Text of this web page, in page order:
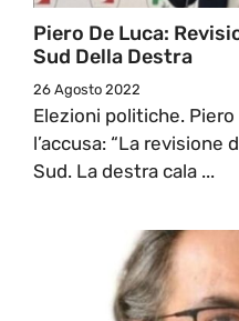
Piero De Luca:
Sud Della Destra
26 Agosto 2022
Elezioni politiche. Piero
l’accusa: “La revisione
Sud. La destra cala ...